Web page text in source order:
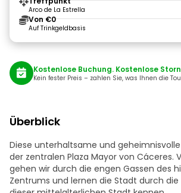
Arco de La Estrella
Von €0
Auf Trinkgeldbasis
Kostenlose Buchung. Kostenlose
Kein fester Preis – zahlen Sie, was Ihnen die
Überblick
Diese unterhaltsame und
der zentralen Plaza Mayor von Cáceres.
gehen wir durch die engen Gassen des
Zentrums und lernen die Stadt durch die